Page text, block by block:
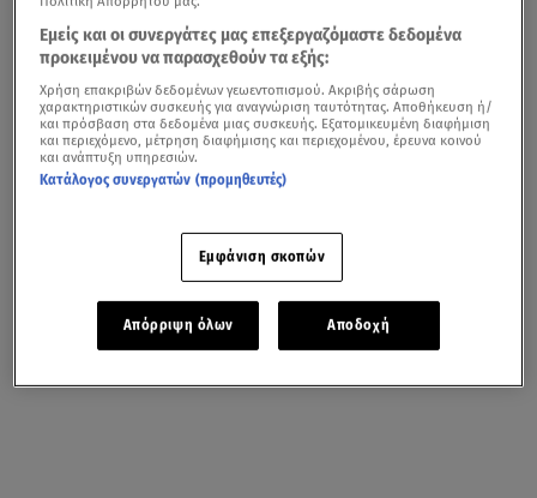
Εμείς και οι συνεργάτες μας επεξεργαζόμαστε δεδομένα
προκειμένου να παρασχεθούν τα εξής:
Χρήση επακριβών δεδομένων γεωεντοπισμού. Ακριβής σάρωση
χαρακτηριστικών συσκευής για αναγνώριση ταυτότητας. Αποθήκευση ή/
και πρόσβαση στα δεδομένα μιας συσκευής. Εξατομικευμένη διαφήμιση
και περιεχόμενο, μέτρηση διαφήμισης και περιεχομένου, έρευνα κοινού
και ανάπτυξη υπηρεσιών.
Κατάλογος συνεργατών (προμηθευτές)
Εμφάνιση σκοπών
Απόρριψη όλων Αποδοχή